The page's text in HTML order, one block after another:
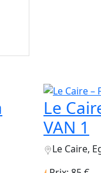
Le
VAN 1
Le Caire,